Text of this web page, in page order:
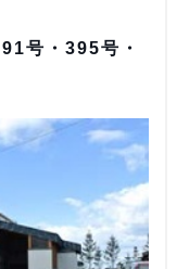
号・395号・